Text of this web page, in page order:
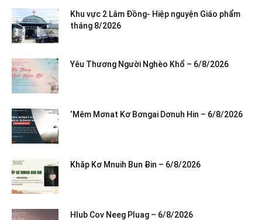
Khu vực 2 Lâm Đồng- Hiệp nguyện Giáo phẩm
tháng 8/2026
Yêu Thương Người Nghèo Khổ – 6/8/2026
‘Mêm Mơnat Kơ Bơngai Dơnuh Hin – 6/8/2026
Khăp Kơ Mnuih Bun Ƀin – 6/8/2026
Hlub Cov Neeg Pluag – 6/8/2026